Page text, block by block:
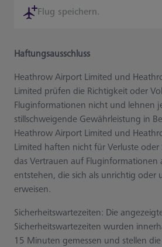
Flug speichern.
Haftungsausschluss
Heathrow Airport Limited und
Limited prüfen die Richtigkeit oder
Fluginformationen nicht und lehnen
stillschweigende Gewährleistung in
Heathrow Airport Limited und
Limited haften nicht für Verluste oder
das Vertrauen auf Fluginformationen
entstehen, die sich als unrichtig oder
erweisen.
Sicherheitswartezeiten: Die
Sicherheitswartezeiten wurden
15 Minuten gemessen und stellen